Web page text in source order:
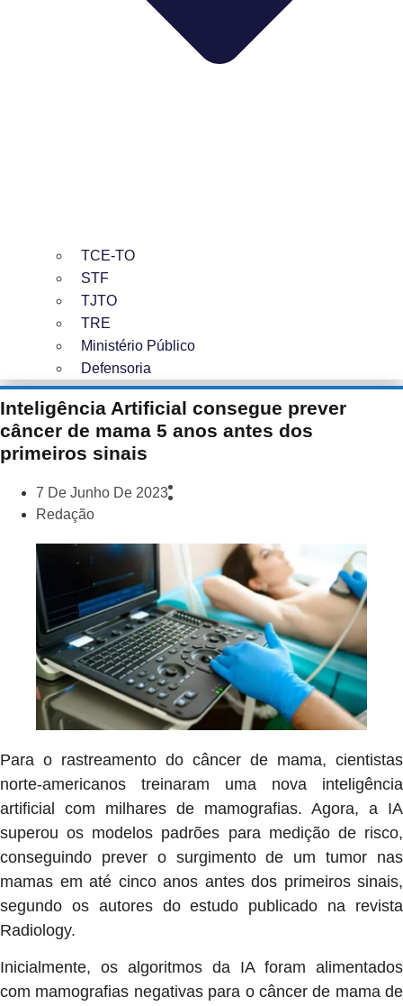
TCE-TO
STF
TJTO
TRE
Ministério Público
Defensoria
Inteligência Artificial consegue prever
câncer de mama 5 anos antes dos
primeiros sinais
7 De Junho De 2023
Redação
Para o rastreamento do câncer de mama, cientistas
norte-americanos treinaram uma nova inteligência
artificial com milhares de mamografias. Agora, a IA
superou os modelos padrões para medição de risco,
conseguindo prever o surgimento de um tumor nas
mamas em até cinco anos antes dos primeiros sinais,
segundo os autores do estudo publicado na revista
Radiology.
Inicialmente, os algoritmos da IA foram alimentados
com mamografias negativas para o câncer de mama de